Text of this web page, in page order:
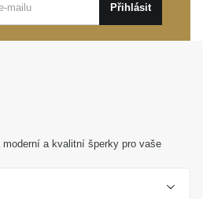
Přihlásit
a kvalitní šperky pro vaše